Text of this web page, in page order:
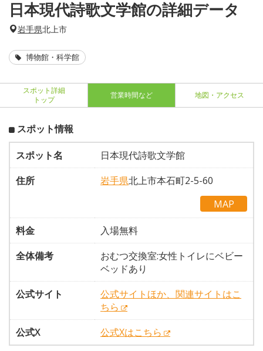
日本現代詩歌文学館の詳細データ
岩手県北上市
博物館・科学館
スポット詳細
トップ
営業時間など 地図・アクセス
スポット情報
スポット名
日本現代詩歌文学館
住所
岩手県北上市本石町2-5-60
MAP
料金
入場無料
全体備考
おむつ交換室:女性トイレにベビー
ベッドあり
公式サイト
公式サイトほか、関連サイトはこ
ちら
公式X
公式Xはこちら